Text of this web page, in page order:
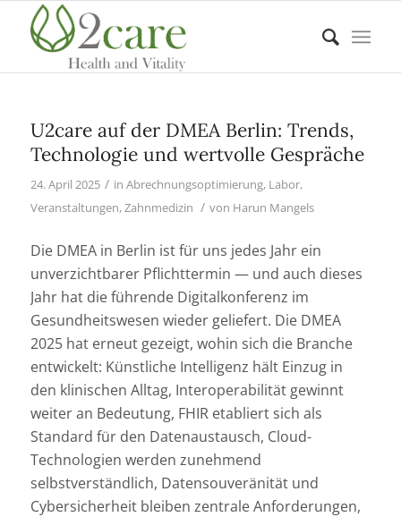
U2care auf der DMEA Berlin: Trends,
Technologie und wertvolle Gespräche
24. April 2025 / in Abrechnungsoptimierung, Labor,
Veranstaltungen,Zahnmedizin / von Harun Mangels
Die DMEA in Berlin ist für uns jedes Jahr ein
unverzichtbarer Pflichttermin — und auch dieses
Jahr hat die führende Digitalkonferenz im
Gesundheitswesen wieder geliefert. Die DMEA
2025 hat erneut gezeigt, wohin sich die Branche
entwickelt: Künstliche Intelligenz hält Einzug in
den klinischen Alltag, Interoperabilität gewinnt
weiter an Bedeutung, FHIR etabliert sich als
Standard für den Datenaustausch, Cloud-
Technologien werden zunehmend
selbstverständlich, Datensouveränität und
Cybersicherheit bleiben zentrale Anforderungen,